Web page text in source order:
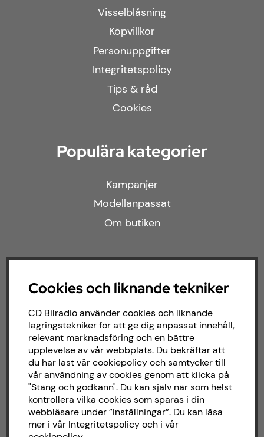
Visselblåsning
Köpvillkor
Personuppgifter
Integritetspolicy
Tips & råd
Cookies
Populära kategorier
Kampanjer
Modellanpassat
Om butiken
Följ oss
Instagram
Om CD bilradio
CD Bilradio har sedan starten 1987 arbetat
med försäljning och installation av ljud till
både bilar och båtar. Hos oss hittar du ett
brett sortiment av billjud till alla typer av
Cookies och liknande tekniker
CD Bilradio använder cookies och liknande
lagringstekniker för att ge dig anpassat innehåll,
relevant marknadsföring och en bättre
upplevelse av vår webbplats. Du bekräftar att
du har läst vår cookiepolicy och samtycker till
vår användning av cookies genom att klicka på
"Stäng och godkänn". Du kan själv när som helst
kontrollera vilka cookies som sparas i din
webbläsare under ”Inställningar”. Du kan läsa
mer i vår Integritetspolicyoch i vår